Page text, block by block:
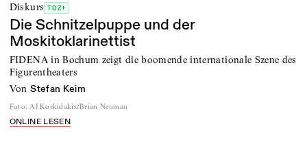
Diskurs TDZ+
Die Schnitzelpuppe und der
Moskitoklarinettist
FIDENA in Bochum zeigt die boomende internationale Szene des
Figurentheaters
von Stefan Keim
Foto: AJ Korkidakis/Brian Neuman
ONLINE LESEN